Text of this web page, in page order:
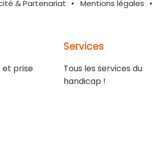
& Partenariat Mentions légales
et prise
Services
Tous les services du
handicap !